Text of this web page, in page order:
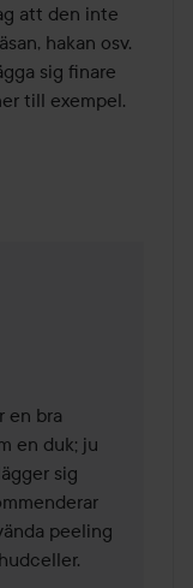
att den inte
hakan osv.
sig finare
till exempel.
anställd.lades 1 år
en bra
en duk; ju
sig
peeling